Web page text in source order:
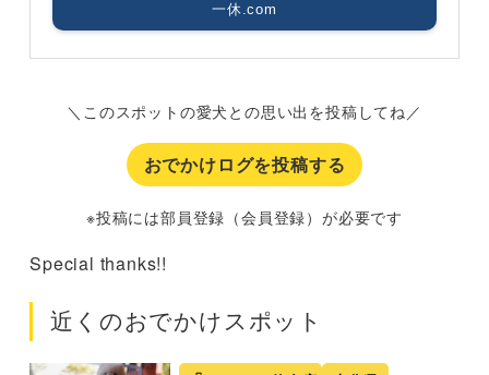
一休.com
＼このスポットの愛犬との思い出を投稿してね／
おでかけログを投稿する
※投稿には部員登録（会員登録）が必要です
Special thanks!!
近くのおでかけスポット